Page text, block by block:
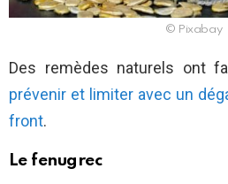
© Pixabay
Des remèdes naturels ont
prévenir et limiter avec un
front.
Le fenugrec